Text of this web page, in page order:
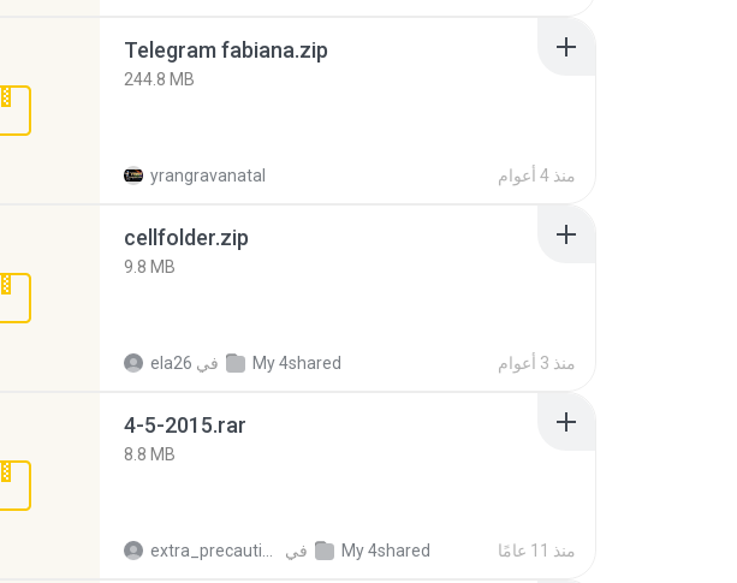
Telegram fabiana.zip
244.8 MB
yrangravanatal منذ 4 أعوام
cellfolder.zip
9.8 MB
ela26 في My 4shared منذ 3 أعوام
4-5-2015.rar
8.8 MB
في My 4shared منذ 11 عامًا